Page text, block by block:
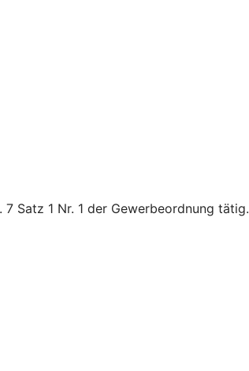
Satz 1 Nr. 1 der Gewerbeordnung tätig.